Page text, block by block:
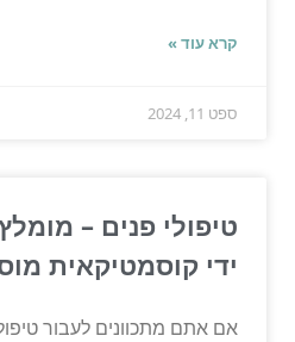
קרא עוד »
ספט 11, 2024
טיפולי פנים –
ידי קוסמטיקאית
אם אתם מתכוונים לעבור